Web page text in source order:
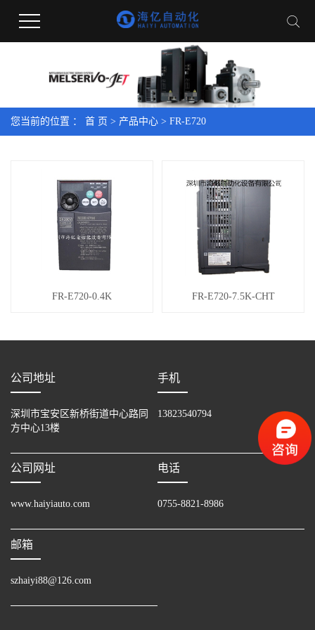
您当前的位置 ： 首 页 > 产品中心 > FR-E720
FR-E720-0.4K FR-E720-7.5K-CHT
公司地址
深圳市宝安区新桥街道中心路同
方中心13楼
手机
13823540794
公司网址
www.haiyiauto.com
电话
0755-8821-8986
邮箱
szhaiyi88@126.com